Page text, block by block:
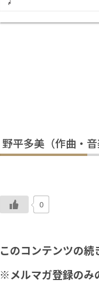
野平多美（作曲・音
0
このコンテンツの続
※メルマガ登録のみ